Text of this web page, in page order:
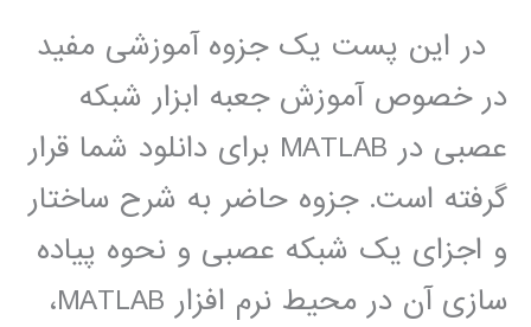
در این پست یک جزوه آموزشی مفید
در خصوص آموزش جعبه ابزار شبکه
عصبی در MATLAB برای دانلود شما قرار
گرفته است. جزوه حاضر به شرح ساختار
و اجزای یک شبکه عصبی و نحوه پیاده
سازی آن در محیط نرم افزار MATLAB،